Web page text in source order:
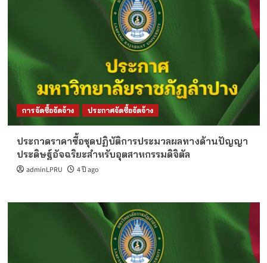
การจัดซื้อจัดจ้าง ประกาศจัดซื้อจัดจ้าง
ประกวดราคาซื้อชุดปฏิบัติการประมวลผลทางด้านปัญญา
ประดิษฐ์อัจฉริยะสำหรับอุตสาหกรรมดิจิตัล
adminLPRU 4 ปี ago